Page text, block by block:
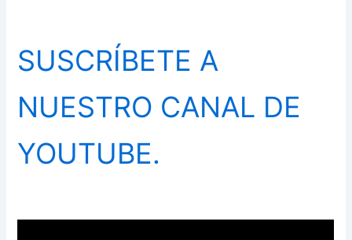
SUSCRÍBETE A
NUESTRO CANAL DE
YOUTUBE.